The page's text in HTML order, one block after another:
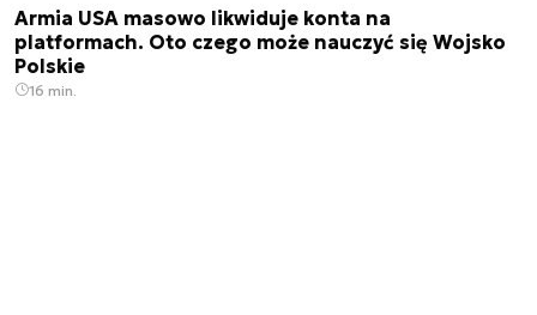
Armia USA masowo likwiduje konta na
platformach. Oto czego może nauczyć się Wojsko
Polskie
16 min.